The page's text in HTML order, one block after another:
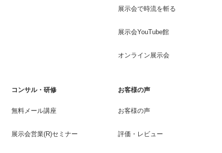
展示会で時流を斬る
展示会YouTube館
オンライン展示会
コンサル・研修
無料メール講座
展示会営業(R)セミナー
お客様の声
お客様の声
評価・レビュー